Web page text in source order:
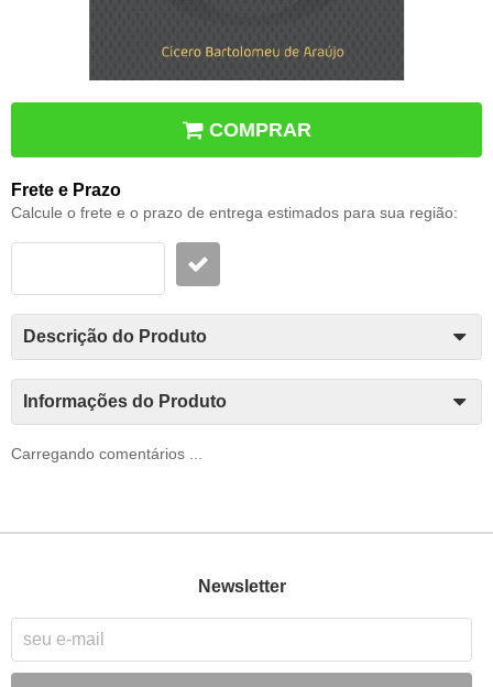
COMPRAR
Frete e Prazo
Calcule o frete e o prazo de entrega estimados para sua região:
Descrição do Produto
Informações do Produto
Carregando comentários ...
Newsletter